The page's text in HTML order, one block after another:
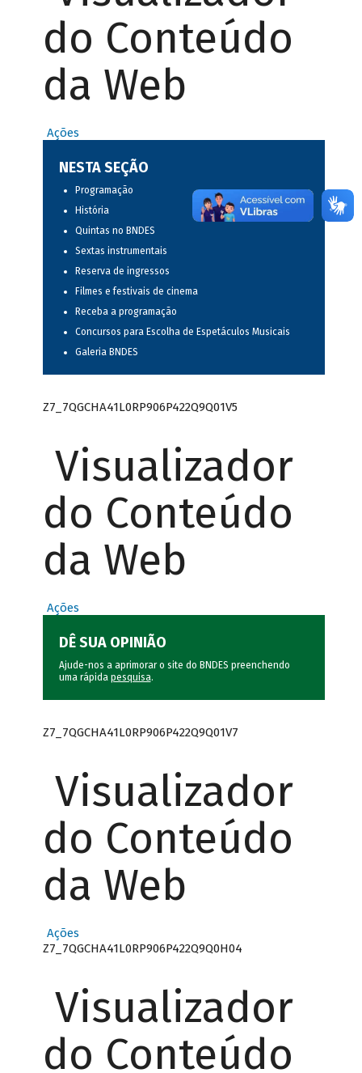
do Conteúdo
da Web
Ações
NESTA SEÇÃO
Programação
História
Quintas no BNDES
Sextas instrumentais
Reserva de ingressos
Filmes e festivais de cinema
Receba a programação
Concursos para Escolha de Espetáculos Musicais
Galeria BNDES
Z7_7QGCHA41L0RP906P422Q9Q01V5
Visualizador
do Conteúdo
da Web
Ações
DÊ SUA OPINIÃO
Ajude-nos a aprimorar o site do BNDES preenchendo
uma rápida pesquisa.
Z7_7QGCHA41L0RP906P422Q9Q01V7
Visualizador
do Conteúdo
da Web
Ações
Z7_7QGCHA41L0RP906P422Q9Q0H04
Visualizador
do Conteúdo